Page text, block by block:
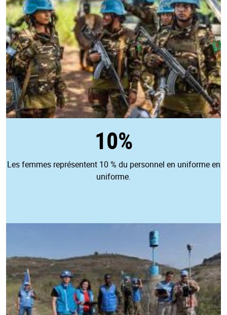
10%
Les femmes représentent 10 % du personnel en uniforme en
uniforme.